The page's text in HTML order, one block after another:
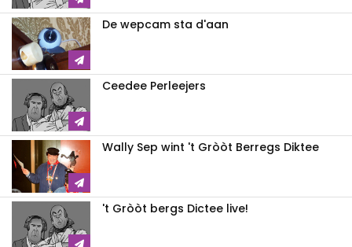
De wepcam sta d'aan
Ceedee Perleejers
Wally Sep wint 't Gròòt Berregs Diktee
't Gròòt bergs Dictee live!